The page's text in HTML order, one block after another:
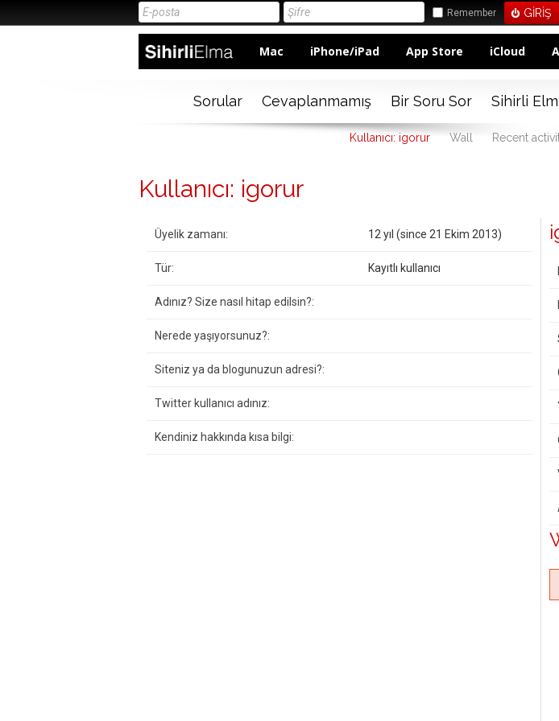
Remember
Mac iPhone/iPad App Store iCloud
Sorular Cevaplanmamış Bir Soru Sor Sihirli
Kullanıcı: igorur Wall Recent
Kullanıcı: igorur
Üyelik zamanı: 12 yıl (since 21 Ekim 2013)
Tür: Kayıtlı kullanıcı
Adınız? Size nasıl hitap edilsin?:
Nerede yaşıyorsunuz?:
Siteniz ya da blogunuzun adresi?:
Twitter kullanıcı adınız:
Kendiniz hakkında kısa bilgi: